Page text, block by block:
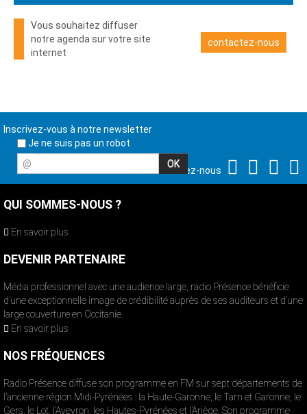
Vous souhaitez diffuser
notre agenda sur votre site
internet
contactez-nous
Inscrivez-vous à notre newsletter
Je ne suis pas un robot
@
Suivez-nous
QUI SOMMES-NOUS ?
En savoir plus
DEVENIR PARTENAIRE
Média professionnel avec une audience large, radio Présence bénéficie
d’une exceptionnelle image de crédibilité auprès de ses auditeurs et d’une
large couverture en Occitanie.
En savoir plus
NOS FRÉQUENCES
Radio Présence diffuse son programme en FM sur sept départements de
l’ancienne région Midi-Pyrénées : la Haute-Garonne, le Tarn et Garonne, le
Gers, le Lot, l’Aveyron, les Hautes-Pyrénées et l’Ariège. Son programme